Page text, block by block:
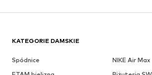
KATEGORIE DAMSKIE
Spódnice
NIKE Air Max